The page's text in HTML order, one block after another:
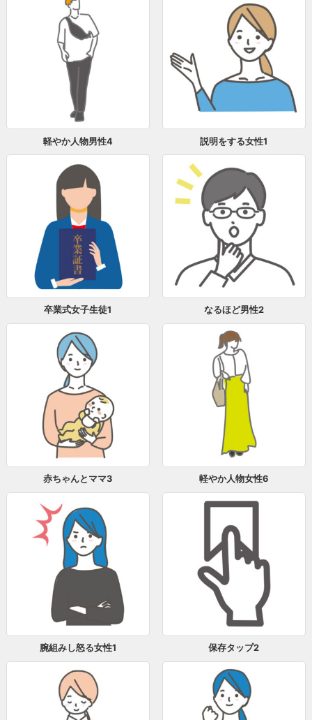
軽やか人物男性4 説明をする女性1
卒業式女子生徒1 なるほど男性2
赤ちゃんとママ3 軽やか人物女性6
腕組みし怒る女性1 保存タップ2